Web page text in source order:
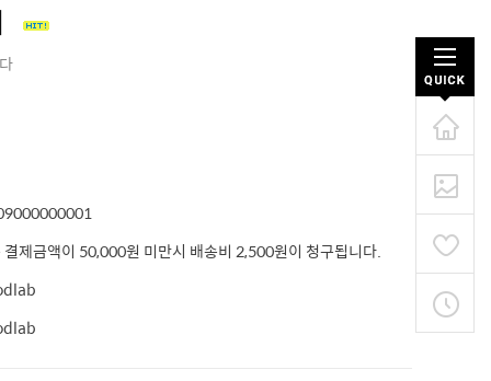
결제금액이 50,000원 미만시 배송비 2,500원이 청구됩니다.